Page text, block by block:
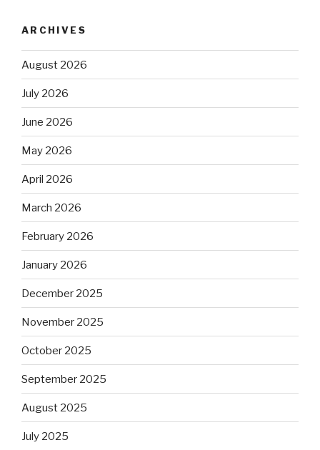
ARCHIVES
August 2026
July 2026
June 2026
May 2026
April 2026
March 2026
February 2026
January 2026
December 2025
November 2025
October 2025
September 2025
August 2025
July 2025